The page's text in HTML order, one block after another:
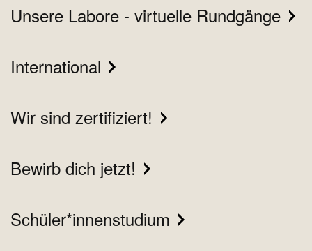
Unsere Labore - virtuelle Rundgänge
International
Wir sind zertifiziert!
Bewirb dich jetzt!
Schüler*innenstudium